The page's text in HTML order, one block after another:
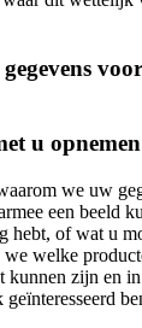
u opnemen
we uw
een beeld
hebt, of wat u
welke
kunnen zijn en